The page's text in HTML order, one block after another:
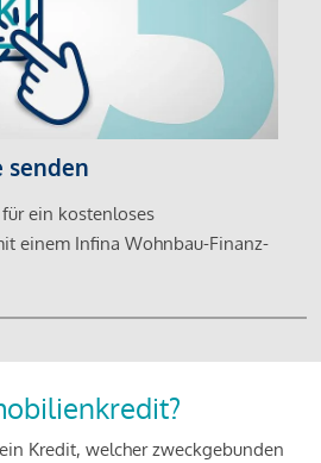
senden
ein kostenloses
einem Infina Wohnbau-Finanz-
Kredit, welcher zweckgebunden